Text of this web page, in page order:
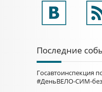
Последние
Госавтоинспекция
#ДеньВЕЛО-СИМ-